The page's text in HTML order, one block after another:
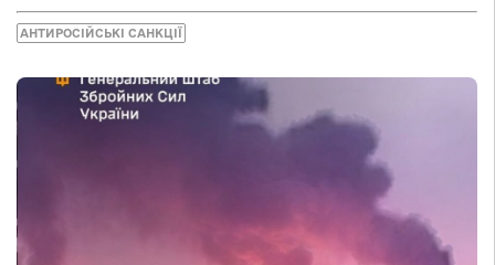
АНТИРОСІЙСЬКІ САНКЦІЇ